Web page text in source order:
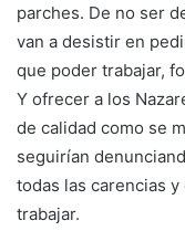
parches. De no ser
van a desistir en
que poder trabajar,
Y ofrecer a los
de calidad como se
seguirían
todas las carencias
trabajar.